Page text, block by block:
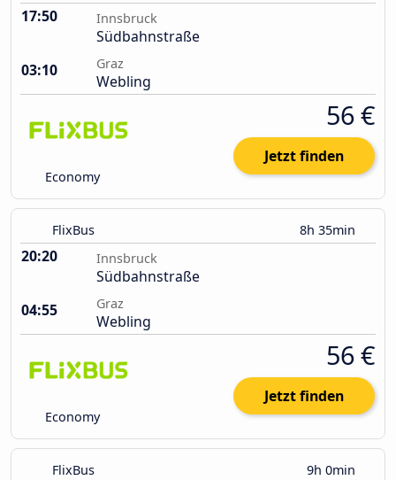
17:50 Innsbruck
Südbahnstraße
03:10
Graz
Webling
Economy
56 €
Jetzt finden
FlixBus 8h 35min
20:20 Innsbruck
Südbahnstraße
04:55
Graz
Webling
Economy
56 €
Jetzt finden
FlixBus 9h 0min